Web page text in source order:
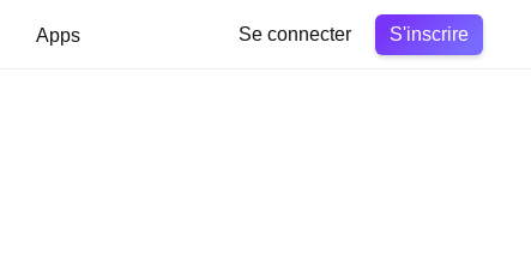
Apps Se connecter S'inscrire